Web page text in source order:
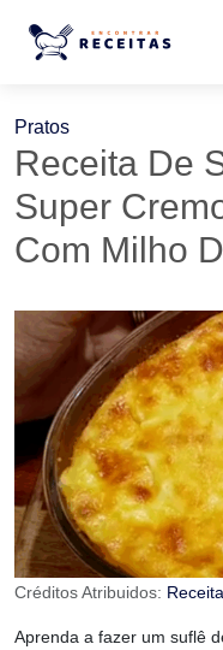
Pratos
Receita De
Super
Com Milho
Créditos Atribuidos:
Aprenda a fazer um suflê